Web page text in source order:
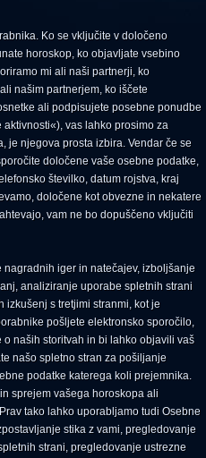
Ko se vključite v določeno
horoskop, ko objavljate vsebino
mi ali naši partnerji, ko
našim partnerjem, ko iščete
ali podpisujete posebne ponudbe
vas lahko prosimo za
je njegova prosta izbira. Vendar če se
določene vaše osebne podatke,
številko, datum rojstva, kraj
določene kot obvezne in nekatere
vam ne bo dopuščeno vključiti
iger in natečajev, izboljšanje
analiziranje uporabe spletnih strani
s tretjimi stranmi, kot je
pošljete elektronsko sporočilo,
naših storitvah in bi lahko objavili vaš
našo spletno stran za pošiljanje
podatke katerega koli prejemnika.
sprejem vašega horoskopa ali
tako lahko uporabljamo tudi Osebne
stika z vami, pregledovanje
strani, pregledovanje ustrezne